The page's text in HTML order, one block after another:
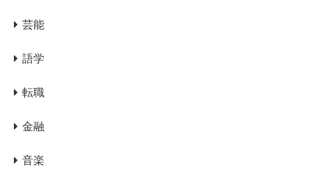
芸能
語学
転職
金融
音楽